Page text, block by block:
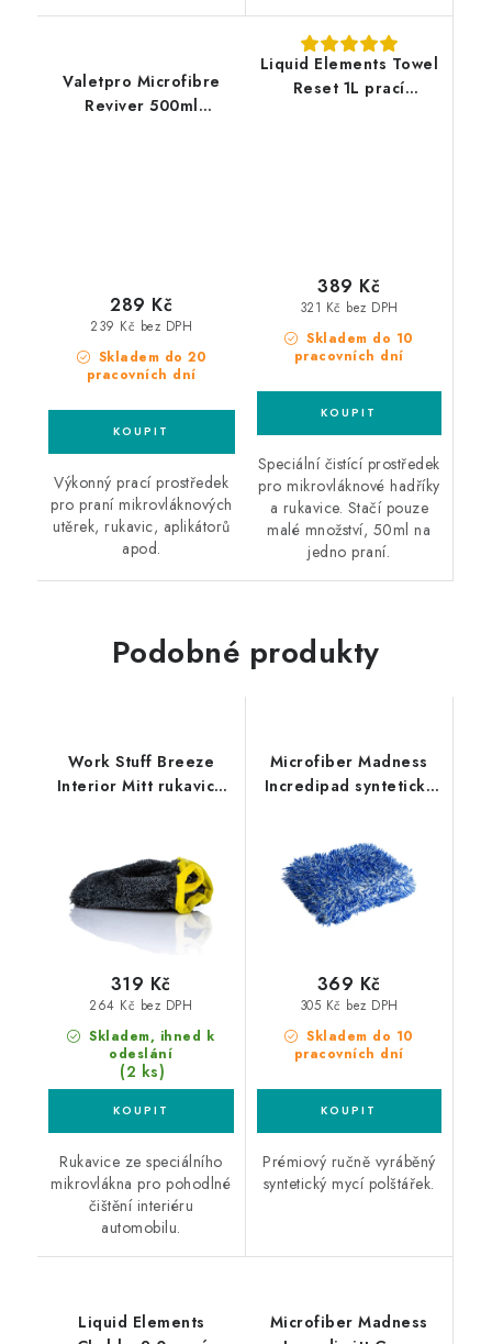
Valetpro Microfibre
Reviver 500ml
Skladem do 20
pracovních dní
239 Kč bez DPH
289 Kč
Výkonný prací prostředek
pro praní mikrovláknových
utěrek, rukavic, aplikátorů
apod.
Liquid Elements Towel
Reset 1L prací
Skladem do 10
pracovních dní
321 Kč bez DPH
389 Kč
Speciální čistící prostředek
pro mikrovláknové hadříky
a rukavice. Stačí pouze
malé množství, 50ml na
jedno praní.
Podobné produkty
Work Stuff Breeze
Interior Mitt rukavice
Skladem, ihned k
odeslání
(2 ks)
264 Kč bez DPH
319 Kč
Rukavice ze speciálního
mikrovlákna pro pohodlné
čištění interiéru
automobilu.
Microfiber Madness
Incredipad syntetický
Skladem do 10
pracovních dní
305 Kč bez DPH
369 Kč
Prémiový ručně vyráběný
syntetický mycí polštářek.
Liquid Elements
Microfiber Madness